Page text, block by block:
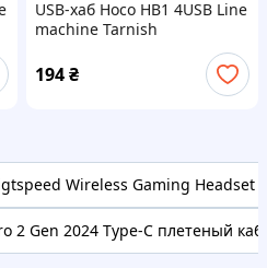
USB-хаб Hoco HB1 4USB Line
machine Tarnish
194₴
Wireless Gaming Headset
2 Gen 2024 Type-C плетеный